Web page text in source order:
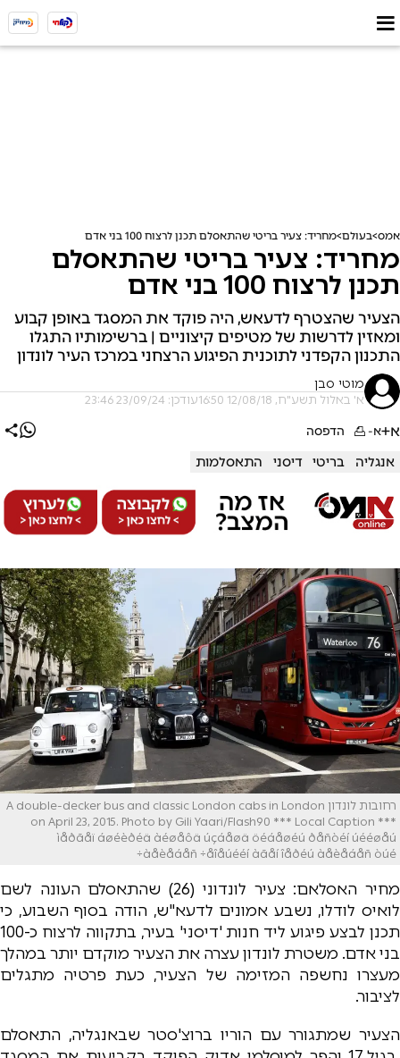
אמס בעולם מחריד: צעיר בריטי שהתאסלם תכנן לרצוח 100 בני אדם
מחריד: צעיר בריטי שהתאסלם
תכנן לרצוח 100 בני אדם
הצעיר שהצטרף לדעאש, היה פוקד את המסגד באופן קבוע
ומאזין לדרשות של מטיפים קיצוניים | ברשימותיו התגלו
התכנון הקפדני לתוכנית הפיגוע הרצחני במרכז העיר לונדון
מוטי סבן
א' באלול תשע"ח, 12/08/18 16:50 עודכן: 23/09/24 23:46
א+א- הדפסה
אנגליה בריטי דיסני התאסלמות
רחובות לונדון A double-decker bus and classic London cabs in London
on April 23, 2015. Photo by Gili Yaari/Flash90 *** Local Caption ***
ìåðãåï áøéèðéä àéøåôä úçáåøä öéáåøéú ðåñòéí úééøåú
àåèåáåñ ÷åîåúééí àãåí îåðéú àåèåáåñ òúé÷
מחיר האסלאם: צעיר לונדוני (26) שהתאסלם העונה לשם
לואיס לודלו, נשבע אמונים לדעא"ש, הודה בסוף השבוע, כי
תכנן לבצע פיגוע ליד חנות 'דיסני' בעיר, בתקווה לרצוח כ-100
בני אדם. משטרת לונדון עצרה את הצעיר מוקדם יותר במהלך
מעצרו נחשפה המזימה של הצעיר, כעת פרטיה מתגלים
לציבור.
הצעיר שמתגורר עם הוריו ברוצ'סטר שבאנגליה, התאסלם